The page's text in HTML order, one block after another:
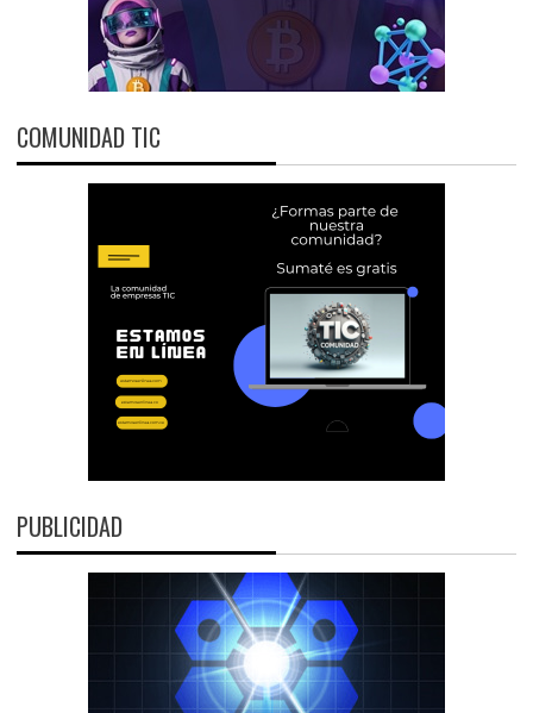
COMUNIDAD TIC
PUBLICIDAD